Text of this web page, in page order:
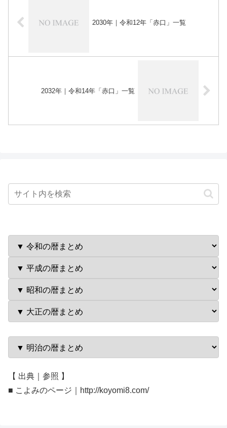
2030年｜令和12年「赤口」一覧
2032年｜令和14年「赤口」一覧
【 出典｜参照 】
■ こよみのページ｜http://koyomi8.com/